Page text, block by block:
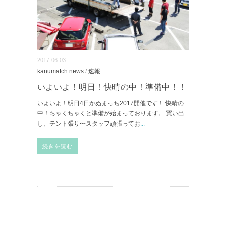
2017-06-03
kanumatch news / 速報
いよいよ！明日！快晴の中！準備中！！
いよいよ！明日4日かぬまっち2017開催です！ 快晴の
中！ちゃくちゃくと準備が始まっております。 買い出
し、テント張り〜スタッフ頑張ってお...
続きを読む